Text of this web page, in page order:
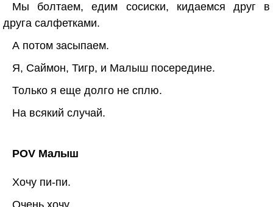
Мы болтаем, едим сосиски, кидаемся друг в
друга салфетками.
А потом засыпаем.
Я, Саймон, Тигр, и Малыш посередине.
Только я еще долго не сплю.
На всякий случай.
POV Малыш
Хочу пи-пи.
Очень хочу.